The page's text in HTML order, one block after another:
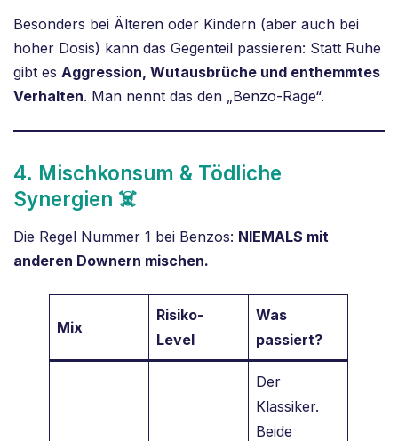
Besonders bei Älteren oder Kindern (aber auch bei
hoher Dosis) kann das Gegenteil passieren: Statt Ruhe
gibt es Aggression, Wutausbrüche und enthemmtes
Verhalten. Man nennt das den „Benzo-Rage“.
4. Mischkonsum & Tödliche
Synergien ☠️
Die Regel Nummer 1 bei Benzos: NIEMALS mit
anderen Downern mischen.
Mix
Risiko-
Level
Was
passiert?
Der
Klassiker.
Beide